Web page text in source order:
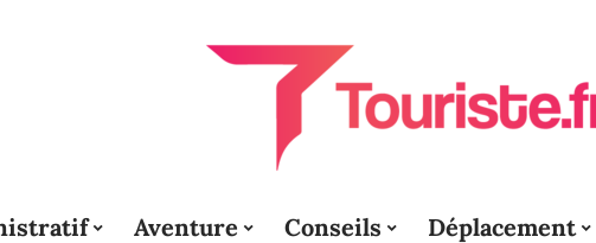
Aventure Conseils Déplacement